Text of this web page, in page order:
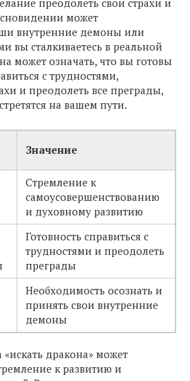
преодолеть свои страхи и
может
внутренние демоны или
вы сталкиваетесь в реальной
может означать, что вы готовы
с трудностями,
и преодолеть все преграды,
на вашем пути.
Значение
Стремление к
самоусовершенствованию
и духовному развитию
Готовность справиться с
трудностями и преодолеть
преграды
Необходимость осознать и
принять свои внутренние
демоны
«искать дракона» может
к развитию и